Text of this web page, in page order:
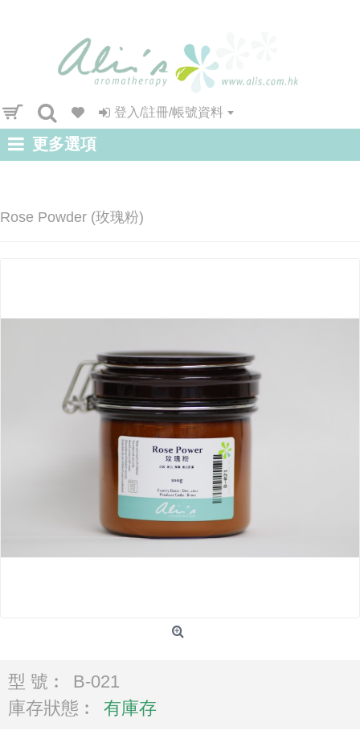
登入/註冊/帳號資料
更多選項
Rose Powder (玫瑰粉)
型 號︰
B-021
庫存狀態︰
有庫存